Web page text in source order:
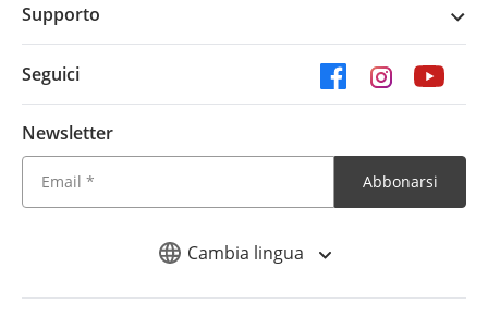
Cambia lingua
Supporto
Seguici
Newsletter
Abbonarsi